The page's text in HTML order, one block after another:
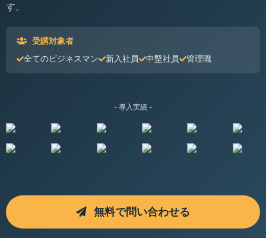
す。
受講対象者
全てのビジネスマン 新入社員 中堅社員 管理職
- 導入実績 -
無料で問い合わせる